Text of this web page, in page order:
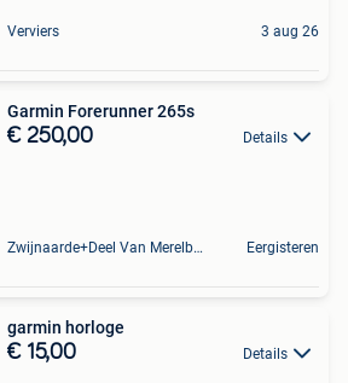
Verviers 3 aug 26
Garmin Forerunner 265s
€ 250,00 Details
Zwijnaarde+Deel Van Merelbeke Eergisteren
garmin horloge
€ 15,00 Details